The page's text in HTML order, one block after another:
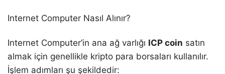
Internet Computer Nasıl Alınır?
Internet Computer’in ana ağ varlığı ICP coin satın
almak için genellikle kripto para borsaları kullanılır.
İşlem adımları şu şekildedir: